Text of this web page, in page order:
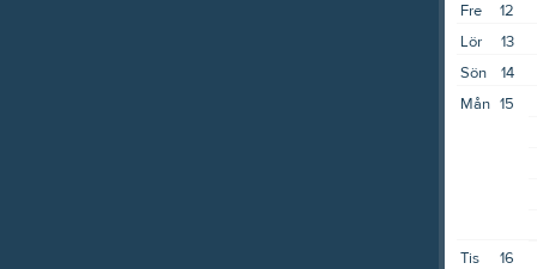
12
Fre
13
Lör
14
Sön
15
Mån
16
Tis